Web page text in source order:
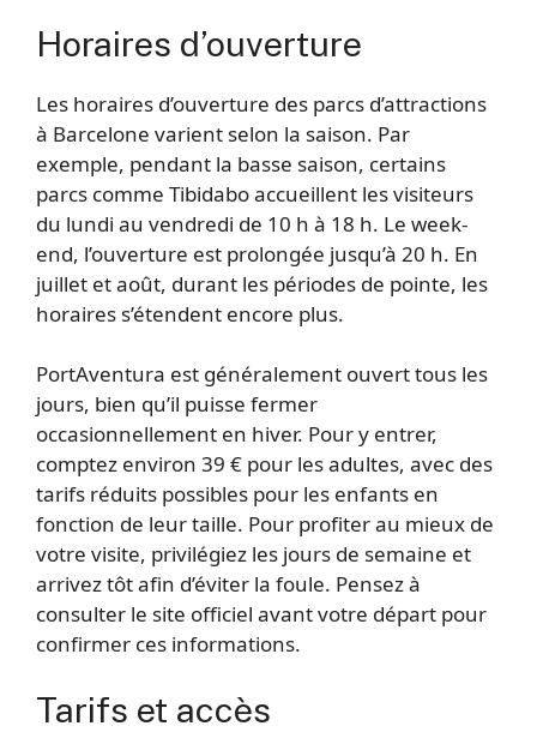
Horaires d’ouverture
Les horaires d’ouverture des parcs d’attractions
à Barcelone varient selon la saison. Par
exemple, pendant la basse saison, certains
parcs comme Tibidabo accueillent les visiteurs
du lundi au vendredi de 10 h à 18 h. Le week-
end, l’ouverture est prolongée jusqu’à 20 h. En
juillet et août, durant les périodes de pointe, les
horaires s’étendent encore plus.
PortAventura est généralement ouvert tous les
jours, bien qu’il puisse fermer
occasionnellement en hiver. Pour y entrer,
comptez environ 39 € pour les adultes, avec des
tarifs réduits possibles pour les enfants en
fonction de leur taille. Pour profiter au mieux de
votre visite, privilégiez les jours de semaine et
arrivez tôt afin d’éviter la foule. Pensez à
consulter le site officiel avant votre départ pour
confirmer ces informations.
Tarifs et accès